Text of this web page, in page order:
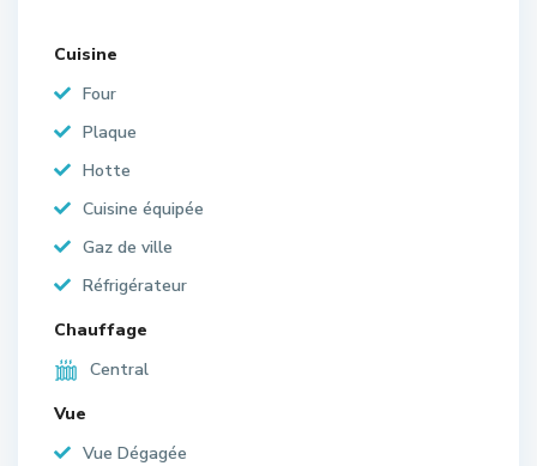
Cuisine
Four
Plaque
Hotte
Cuisine équipée
Gaz de ville
Réfrigérateur
Chauffage
Central
Vue
Vue Dégagée